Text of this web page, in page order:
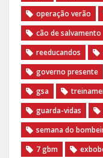
operação verão
cão de salvamento
reeducandos
governo presente
gsa
guarda-vidas
semana do
7 gbm